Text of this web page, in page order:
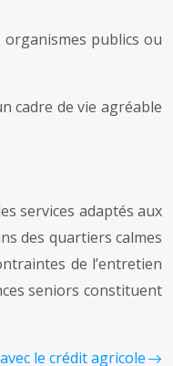
publics ou
cadre de vie agréable
services adaptés aux
des quartiers calmes
de l’entretien
seniors constituent
le crédit agricole